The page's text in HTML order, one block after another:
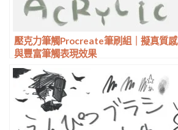
壓克力筆觸Procreate筆刷組｜擬真質感
與豐富筆觸表現效果